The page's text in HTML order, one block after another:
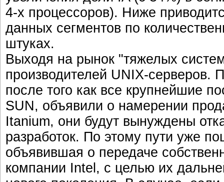
4-х процессоров). Ниже
данных сегментов по
штуках.
Выходя на рынок "тяжелых
производителей UNIX-серверов.
после того как все крупнейшие
SUN, объявили о намерении
Itanium, они будут вынуждены
разработок. По этому пути уже
объявившая о передаче
компании Intel, с целью их